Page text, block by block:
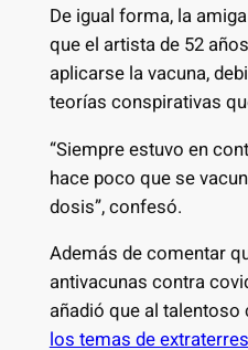
De igual forma, la
que el artista de 52
aplicarse la vacuna,
teorías conspirativas
“Siempre estuvo en
hace poco que se
dosis”, confesó.
Además de comentar
antivacunas contra
añadió que al
los temas de